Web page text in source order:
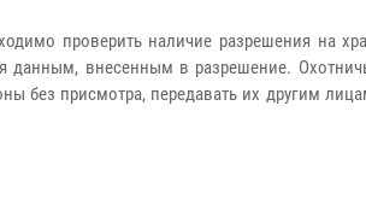
проверить наличие разрешения на
данным, внесенным в разрешение.
без присмотра, передавать их другим